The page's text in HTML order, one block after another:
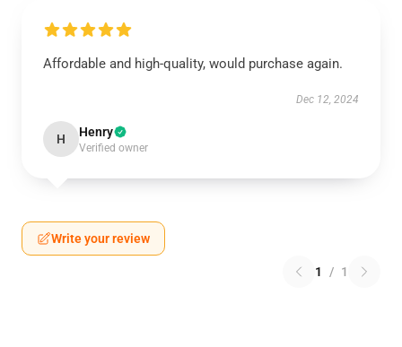
Affordable and high-quality, would purchase again.
Dec 12, 2024
H Henry
Verified owner
Write your review
1 / 1